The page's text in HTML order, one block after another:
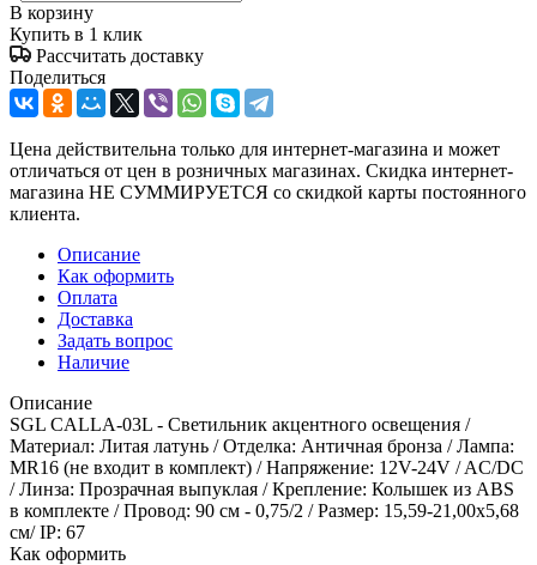
В корзину
Купить в 1 клик
Рассчитать доставку
Поделиться
Цена действительна только для интернет-магазина и может
отличаться от цен в розничных магазинах. Скидка интернет-
магазина НЕ СУММИРУЕТСЯ со скидкой карты постоянного
клиента.
Описание
Как оформить
Оплата
Доставка
Задать вопрос
Наличие
Описание
SGL CALLA-03L - Светильник акцентного освещения /
Материал: Литая латунь / Отделка: Античная бронза / Лампа:
MR16 (не входит в комплект) / Напряжение: 12V-24V / AC/DC
/ Линза: Прозрачная выпуклая / Крепление: Колышек из ABS
в комплекте / Провод: 90 см - 0,75/2 / Размер: 15,59-21,00х5,68
см/ IP: 67
Как оформить